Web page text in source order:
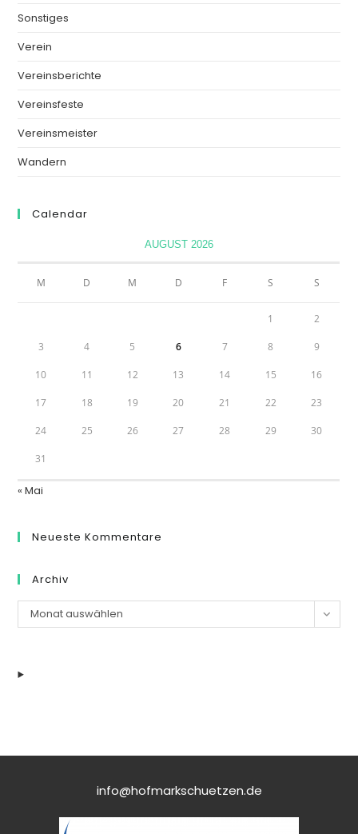
Sonstiges
Verein
Vereinsberichte
Vereinsfeste
Vereinsmeister
Wandern
Calendar
AUGUST 2026
M D M D F S S
1 2
3 4 5 6 7 8 9
10 11 12 13 14 15 16
17 18 19 20 21 22 23
24 25 26 27 28 29 30
31
« Mai
Neueste Kommentare
Archiv
Archiv
Monat auswählen
info@hofmarkschuetzen.de